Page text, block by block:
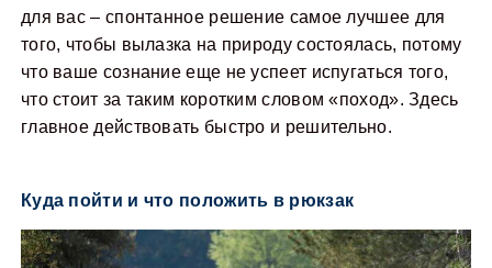
для вас – спонтанное решение самое лучшее для
того, чтобы вылазка на природу состоялась, потому
что ваше сознание еще не успеет испугаться того,
что стоит за таким коротким словом «поход». Здесь
главное действовать быстро и решительно.
Куда пойти и что положить в рюкзак